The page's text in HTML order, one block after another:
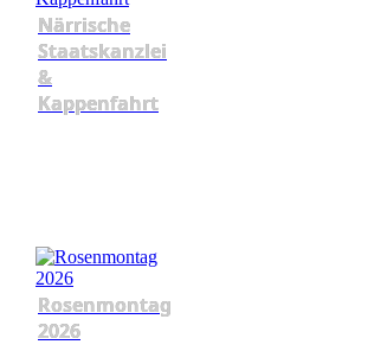
Närrische
Staatskanzlei
&
Kappenfahrt
Rosenmontag
2026